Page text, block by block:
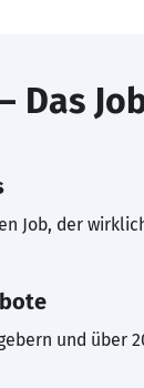
Das
Job, der
und über